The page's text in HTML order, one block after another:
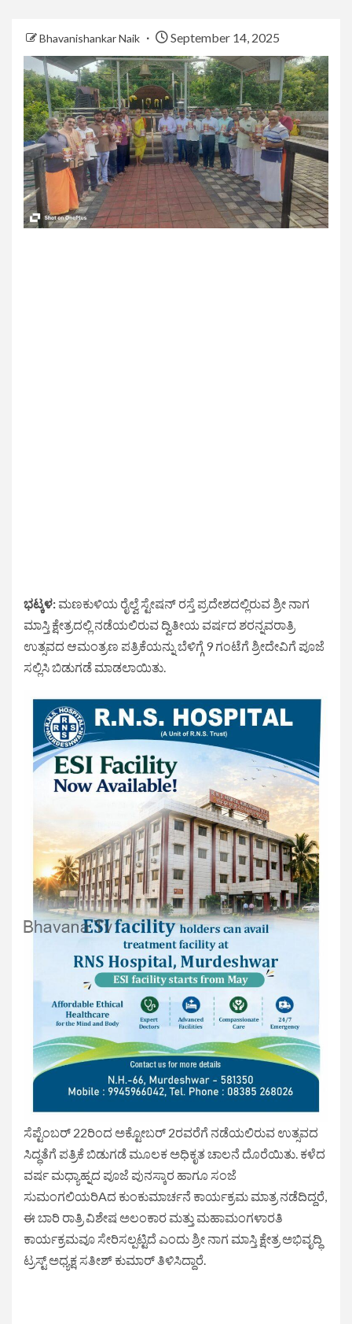
Bhavanishankar Naik September 14, 2025
ಭಟ್ಕಳ: ಮಣಕುಳಿಯ ರೈಲ್ವೆ ಸ್ಟೇಷನ್ ರಸ್ತೆ ಪ್ರದೇಶದಲ್ಲಿರುವ ಶ್ರೀ ನಾಗ
ಮಾಸ್ತಿ ಕ್ಷೇತ್ರದಲ್ಲಿ ನಡೆಯಲಿರುವ ದ್ವಿತೀಯ ವರ್ಷದ ಶರನ್ನವರಾತ್ರಿ
ಉತ್ಸವದ ಆಮಂತ್ರಣ ಪತ್ರಿಕೆಯನ್ನು ಬೆಳಿಗ್ಗೆ 9 ಗಂಟೆಗೆ ಶ್ರೀದೇವಿಗೆ ಪೂಜೆ
ಸಲ್ಲಿಸಿ ಬಿಡುಗಡೆ ಮಾಡಲಾಯಿತು.
ಸೆಪ್ಟೆಂಬರ್ 22ರಿಂದ ಅಕ್ಟೋಬರ್ 2ರವರೆಗೆ ನಡೆಯಲಿರುವ ಉತ್ಸವದ
ಸಿದ್ಧತೆಗೆ ಪತ್ರಿಕೆ ಬಿಡುಗಡೆ ಮೂಲಕ ಅಧಿಕೃತ ಚಾಲನೆ ದೊರೆಯಿತು. ಕಳೆದ
ವರ್ಷ ಮಧ್ಯಾಹ್ನದ ಪೂಜೆ ಪುನಸ್ಕಾರ ಹಾಗೂ ಸಂಜೆ
ಸುಮಂಗಲಿಯರಿAದ ಕುಂಕುಮಾರ್ಚನೆ ಕಾರ್ಯಕ್ರಮ ಮಾತ್ರ ನಡೆದಿದ್ದರೆ,
ಈ ಬಾರಿ ರಾತ್ರಿ ವಿಶೇಷ ಅಲಂಕಾರ ಮತ್ತು ಮಹಾಮಂಗಳಾರತಿ
ಕಾರ್ಯಕ್ರಮವೂ ಸೇರಿಸಲ್ಪಟ್ಟಿದೆ ಎಂದು ಶ್ರೀ ನಾಗ ಮಾಸ್ತಿ ಕ್ಷೇತ್ರ ಅಭಿವೃದ್ಧಿ
ಟ್ರಸ್ಟ್ ಅಧ್ಯಕ್ಷ ಸತೀಶ್ ಕುಮಾರ್ ತಿಳಿಸಿದ್ದಾರೆ.